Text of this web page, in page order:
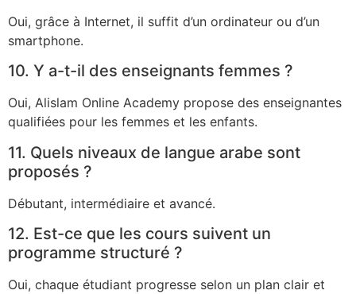
Oui, grâce à Internet, il suffit d’un ordinateur ou d’un
smartphone.
10. Y a-t-il des enseignants femmes ?
Oui, Alislam Online Academy propose des enseignantes
qualifiées pour les femmes et les enfants.
11. Quels niveaux de langue arabe sont
proposés ?
Débutant, intermédiaire et avancé.
12. Est-ce que les cours suivent un
programme structuré ?
Oui, chaque étudiant progresse selon un plan clair et